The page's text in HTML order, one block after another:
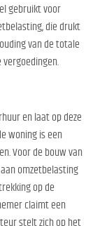
gebruikt voor
die drukt
van de totale
en laat op deze
woning is een
Voor de bouw van
omzetbelasting
op de
claimt een